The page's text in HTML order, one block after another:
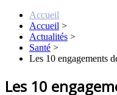
Accueil
Accueil >
Actualités >
Santé >
Les 10 engagements
Les 10